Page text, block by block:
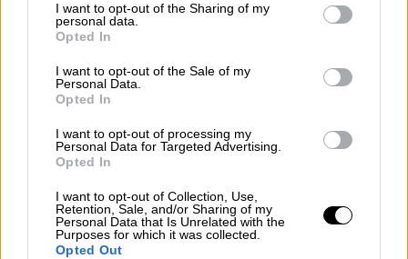
not limited to your visit or usage behaviour. You may click to
grant or deny consent to Google and its third-party tags to
use your data for below specified purposes in below Google
consent section.
I want to opt-out of the Sharing of my
personal data.
Opted In
I want to opt-out of the Sale of my
Personal Data.
Opted In
I want to opt-out of processing my
Personal Data for Targeted Advertising.
Opted In
I want to opt-out of Collection, Use,
Retention, Sale, and/or Sharing of my
Personal Data that Is Unrelated with the
Purposes for which it was collected.
Opted Out
πέναλτι τουΓρανάδος1'35'' πριν από τη λήξη.
Στέλιος Αργυρόπουλος
δευτερόλεπτα πριν από το φινάλε και έδωσε
τη χαριστική βολή στην Ισπανία, που ήταν
ασημένια στο Παγκόσμιο Πρωτάθλημα του
2019. Η ομάδα τουΘοδωρή Βλάχου
θα
διεκδικήσει την Κυριακή (10/1) την πρωτιά
Μαυροβούνιο.
Τα οκτάλεπτα: 2-3, 2-2, 4-1, 4-5